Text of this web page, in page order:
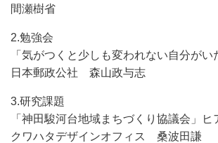
間瀬樹省
2.勉強会
「気がつくと少しも変われない自分がい
日本郵政公社 森山政与志
3.研究課題
「神田駿河台地域まちづくり協議会」ヒ
クワハタデザインオフィス 桑波田謙